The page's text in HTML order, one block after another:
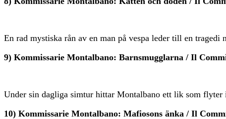
En rad mystiska rån av en man på vespa leder till en
9) Kommissarie Montalbano: Barnsmugglarna / Il
Under sin dagliga simtur hittar Montalbano ett lik som
10) Kommissarie Montalbano: Mafiosons änka / Il